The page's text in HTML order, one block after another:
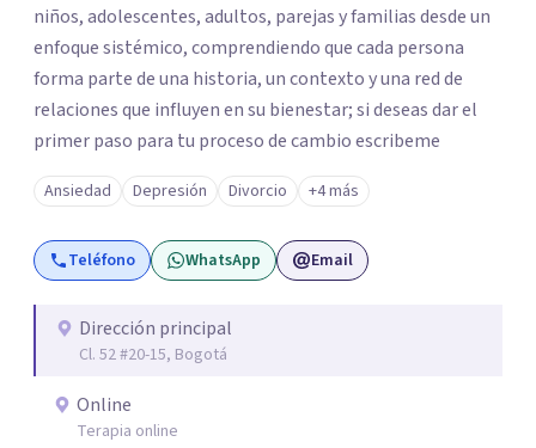
niños, adolescentes, adultos, parejas y familias desde un
enfoque sistémico, comprendiendo que cada persona
forma parte de una historia, un contexto y una red de
relaciones que influyen en su bienestar; si deseas dar el
primer paso para tu proceso de cambio escribeme
Ansiedad Depresión Divorcio +4 más
Teléfono WhatsApp Email
Dirección principal
Cl. 52 #20-15, Bogotá
Online
Terapia online